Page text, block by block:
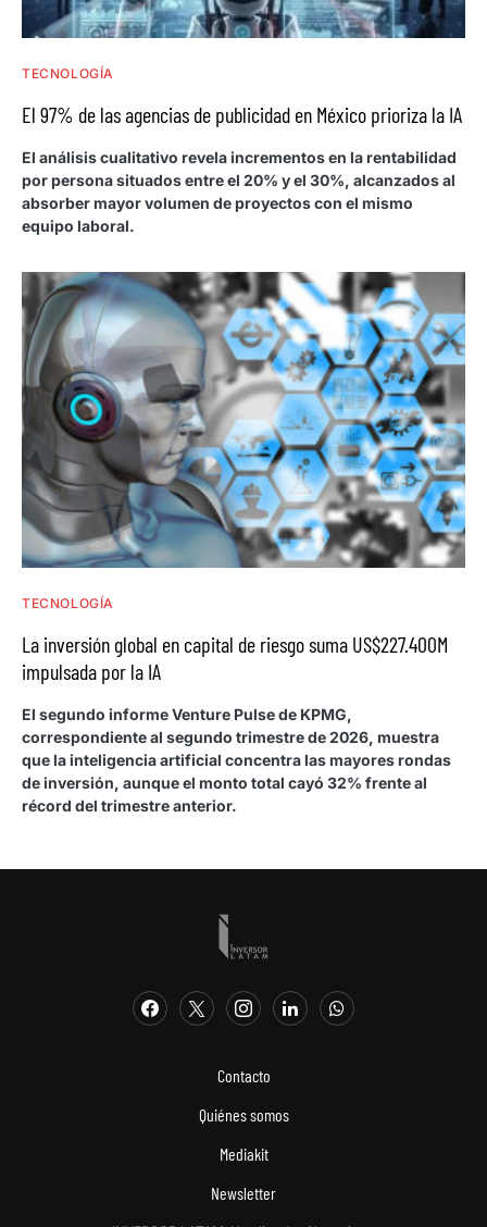
TECNOLOGÍA
El 97% de las agencias de publicidad en México prioriza la IA
El análisis cualitativo revela incrementos en la rentabilidad
por persona situados entre el 20% y el 30%, alcanzados al
absorber mayor volumen de proyectos con el mismo
equipo laboral.
TECNOLOGÍA
La inversión global en capital de riesgo suma US$227.400M
impulsada por la IA
El segundo informe Venture Pulse de KPMG,
correspondiente al segundo trimestre de 2026, muestra
que la inteligencia artificial concentra las mayores rondas
de inversión, aunque el monto total cayó 32% frente al
récord del trimestre anterior.
Contacto
Quiénes somos
Mediakit
Newsletter